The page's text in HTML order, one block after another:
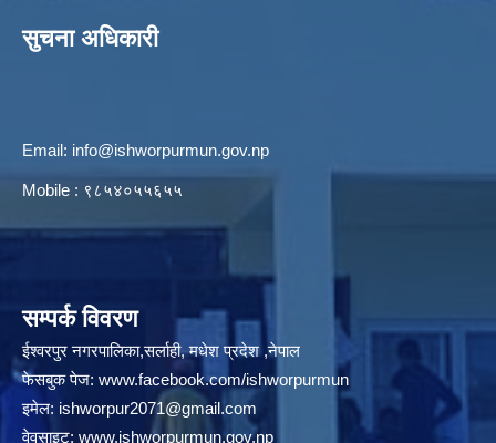
सुचना अधिकारी
Email: info@ishworpurmun.gov.np
Mobile : ९८५४०५५६५५
सम्पर्क विवरण
ईश्वरपुर नगरपालिका,सर्लाही, मधेश प्रदेश ,नेपाल
फेसबुक पेज: www.facebook.com/ishworpurmun
इमेल: ishworpur2071@gmail.com
वेवसाइट: www.ishworpurmun.gov.np